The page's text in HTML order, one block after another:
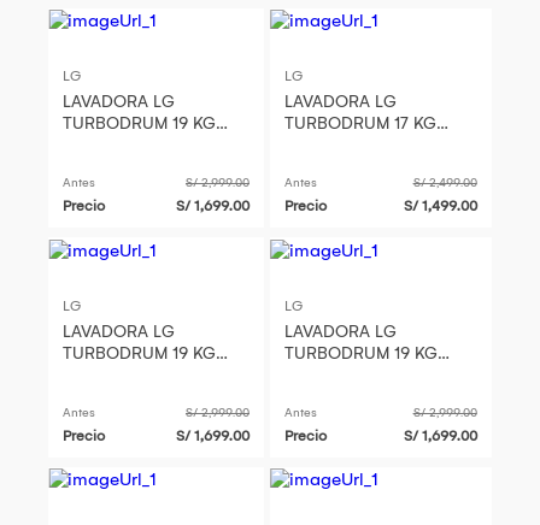
LG
LAVADORA LG
TURBODRUM 19 KG
WT19OBVTB
Antes S/ 2,999.00
Precio S/ 1,699.00
LG
LAVADORA LG
TURBODRUM 17 KG
WT17OBVTB
Antes S/ 2,499.00
Precio S/ 1,499.00
LG
LAVADORA LG
TURBODRUM 19 KG
WT19OBVTB
Antes S/ 2,999.00
Precio S/ 1,699.00
LG
LAVADORA LG
TURBODRUM 19 KG
WT19OBVTB
Antes S/ 2,999.00
Precio S/ 1,699.00